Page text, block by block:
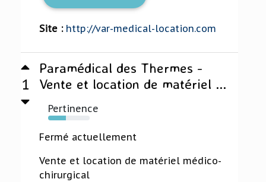
Site : http://var-medical-location.com
1
Paramédical des Thermes -
Vente et location de matériel ...
Pertinence
43%
Fermé actuellement
Vente et location de matériel médico-
chirurgical